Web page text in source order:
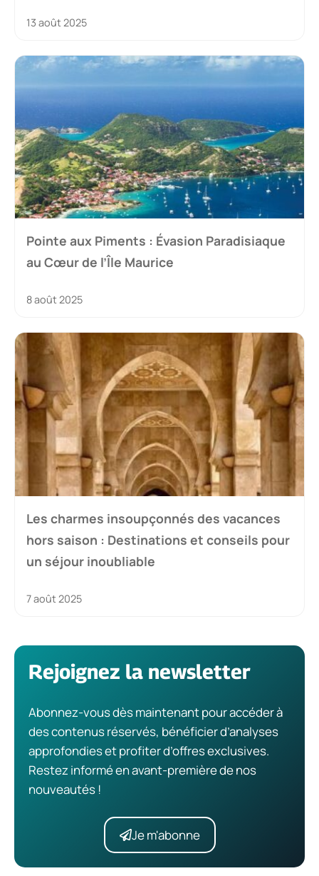
13 août 2025
Pointe aux Piments : Évasion Paradisiaque
au Cœur de l’Île Maurice
8 août 2025
Les charmes insoupçonnés des vacances
hors saison : Destinations et conseils pour
un séjour inoubliable
7 août 2025
Rejoignez la newsletter
Abonnez-vous dès maintenant pour accéder à
des contenus réservés, bénéficier d’analyses
approfondies et profiter d’offres exclusives.
Restez informé en avant-première de nos
nouveautés !
Je m'abonne